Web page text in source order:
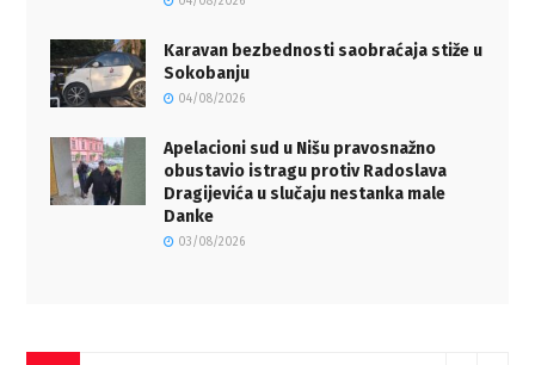
Karavan bezbednosti saobraćaja stiže u
Sokobanju
04/08/2026
Apelacioni sud u Nišu pravosnažno
obustavio istragu protiv Radoslava
Dragijevića u slučaju nestanka male
Danke
03/08/2026